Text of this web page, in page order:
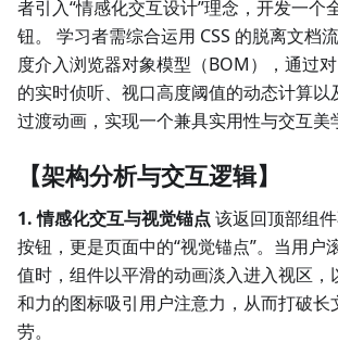
者引入“情感化交互设计”理念，开发一个
钮。 学习者需综合运用 CSS 的脱离文档
度介入浏览器对象模型（BOM），通过对
的实时侦听、视口高度阈值的动态计算以
过渡动画，实现一个兼具实用性与交互美
【架构分析与交互逻辑】
1. 情感化交互与视觉锚点 该返回顶部组
按钮，更是页面中的“视觉锚点”。当用户
值时，组件以平滑的动画淡入进入视区，
和力的图标吸引用户注意力，从而打破长
劳。